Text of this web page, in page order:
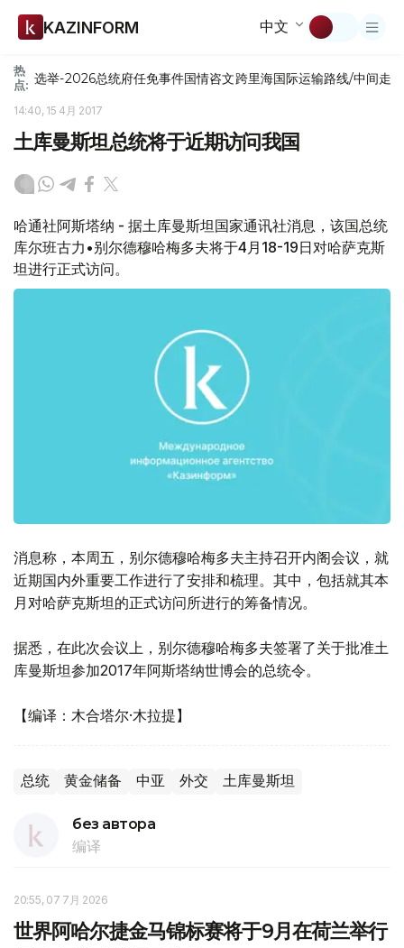
KAZINFORM 中文
热
点: 选举-2026总统府任免事件国情咨文跨里海国际运输路线/中间走廊
14:40, 15 4月 2017
土库曼斯坦总统将于近期访问我国
哈通社阿斯塔纳 - 据土库曼斯坦国家通讯社消息，该国总统
库尔班古力•别尔德穆哈梅多夫将于4月18-19日对哈萨克斯
坦进行正式访问。
消息称，本周五，别尔德穆哈梅多夫主持召开内阁会议，就
近期国内外重要工作进行了安排和梳理。其中，包括就其本
月对哈萨克斯坦的正式访问所进行的筹备情况。
据悉，在此次会议上，别尔德穆哈梅多夫签署了关于批准土
库曼斯坦参加2017年阿斯塔纳世博会的总统令。
【编译：木合塔尔·木拉提】
总统 黄金储备 中亚 外交 土库曼斯坦
без автора
编译
20:55, 07 7月 2026
世界阿哈尔捷金马锦标赛将于9月在荷兰举行